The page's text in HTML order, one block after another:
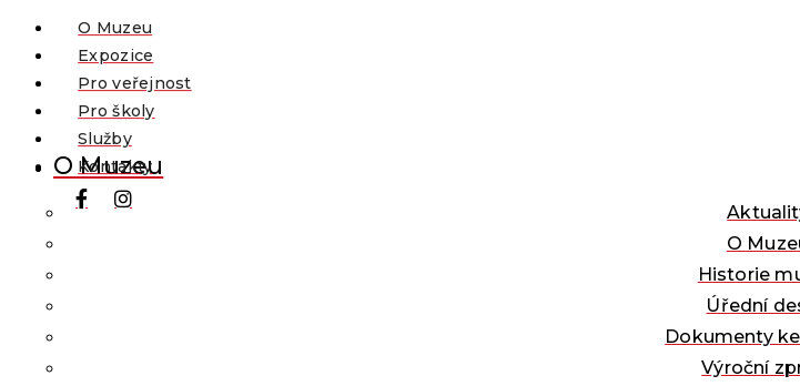
O Muzeu
Expozice
Pro veřejnost
Pro školy
Služby
Kontakty
O Muzeu
O
Historie
Úřední
Dokumenty
Výroční